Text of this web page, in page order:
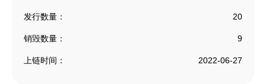
发行数量： 20
销毁数量： 9
上链时间： 2022-06-27